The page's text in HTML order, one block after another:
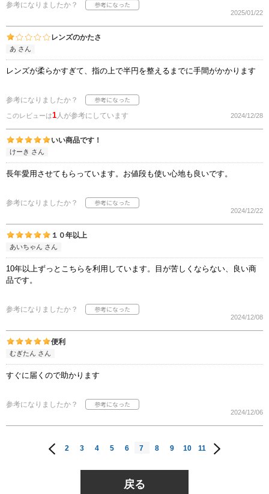
参考になりましたか？
2025/01/22
レンズのかたさ
あ さん
レンズが柔らかすぎて、指の上で半円を整えるまでに手間がかかります
参考になりましたか？
このレビューは1人が参考にしています 2024/12/28
いい商品です！
けーき さん
長年愛用させてもらっています。お値段も使い心地も良いです。
参考になりましたか？
2024/12/22
１０年以上
あいちゃん さん
10年以上ずっとこちらを利用しています。目が苦しくならない、良い商
品です。
参考になりましたか？
2024/12/08
便利
むぎたん さん
すぐに届くので助かります
参考になりましたか？
2024/12/06
2 3 4 5 6 7 8 9 10 11
戻る